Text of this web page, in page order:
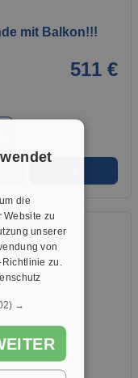
mit Balkon!!!
511 €
die
Website zu
unserer
von
zu.
→